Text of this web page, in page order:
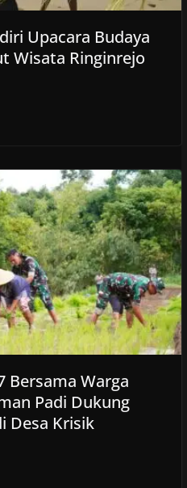
Upacara Budaya
Wisata Ringinrejo
Bersama Warga
Padi Dukung
Desa Krisik